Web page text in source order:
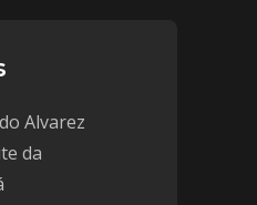
Alvarez
da